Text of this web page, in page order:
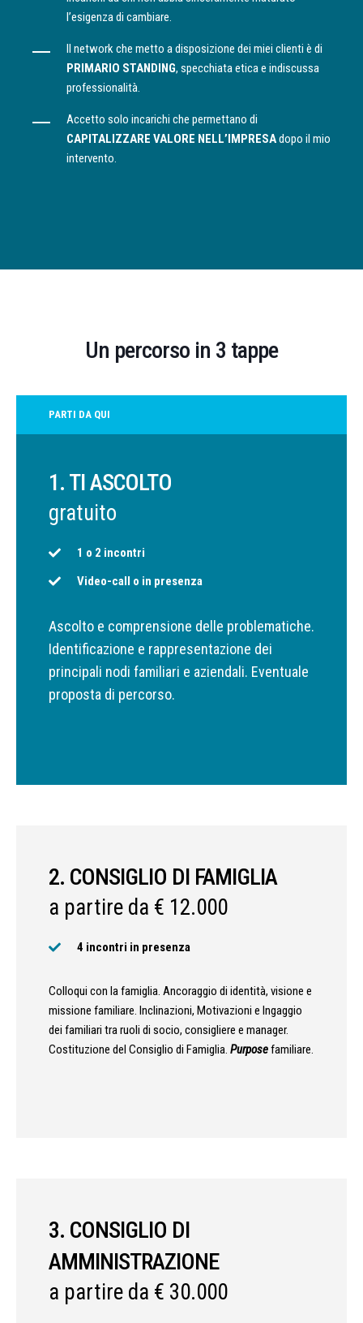
l’esigenza di cambiare.
Il network che metto a disposizione dei miei clienti è di
PRIMARIO STANDING, specchiata etica e indiscussa
professionalità.
Accetto solo incarichi che permettano di
CAPITALIZZARE VALORE NELL’IMPRESAdopo il mio
intervento.
Un percorso in 3 tappe
PARTI DA QUI
1. TI ASCOLTO
gratuito
1 o 2 incontri
Video-call o in presenza
Ascolto e comprensione delle problematiche.
Identificazione e rappresentazione dei
principali nodi familiari e aziendali. Eventuale
proposta di percorso.
2. CONSIGLIO DI FAMIGLIA
a partire da € 12.000
4 incontri in presenza
Colloqui con la famiglia. Ancoraggio di identità, visione e
missione familiare. Inclinazioni, Motivazioni e Ingaggio
dei familiari tra ruoli di socio, consigliere e manager.
Costituzione del Consiglio di Famiglia. Purposefamiliare.
3. CONSIGLIO DI
AMMINISTRAZIONE
a partire da € 30.000